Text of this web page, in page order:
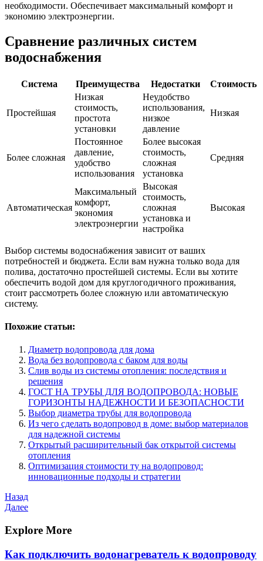
необходимости. Обеспечивает максимальный комфорт и
экономию электроэнергии.
Сравнение различных систем
водоснабжения
Система Преимущества Недостатки Стоимость
Простейшая
Низкая
стоимость,
простота
установки
Неудобство
использования,
низкое
давление
Низкая
Более сложная
Постоянное
давление,
удобство
использования
Более высокая
стоимость,
сложная
установка
Средняя
Автоматическая
Максимальный
комфорт,
экономия
электроэнергии
Высокая
стоимость,
сложная
установка и
настройка
Высокая
Выбор системы водоснабжения зависит от ваших
потребностей и бюджета. Если вам нужна только вода для
полива, достаточно простейшей системы. Если вы хотите
обеспечить водой дом для круглогодичного проживания,
стоит рассмотреть более сложную или автоматическую
систему.
Похожие статьи:
Диаметр водопровода для дома
Вода без водопровода с баком для воды
Слив воды из системы отопления: последствия и
решения
ГОСТ НА ТРУБЫ ДЛЯ ВОДОПРОВОДА: НОВЫЕ
ГОРИЗОНТЫ НАДЕЖНОСТИ И БЕЗОПАСНОСТИ
Выбор диаметра трубы для водопровода
Из чего сделать водопровод в доме: выбор материалов
для надежной системы
Открытый расширительный бак открытой системы
отопления
Оптимизация стоимости ту на водопровод:
инновационные подходы и стратегии
Навигация
по
записям
Предыдущая
запись
Назад
Следующая
Далее
Explore More
Как подключить водонагреватель к водопроводу